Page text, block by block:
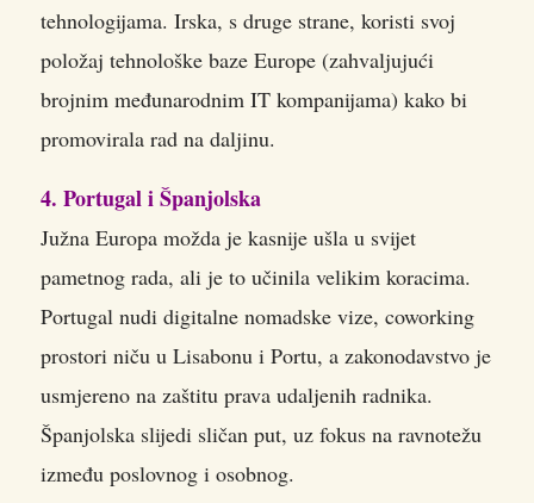
tehnologijama. Irska, s druge strane, koristi svoj
položaj tehnološke baze Europe (zahvaljujući
brojnim međunarodnim IT kompanijama) kako bi
promovirala rad na daljinu.
4. Portugal i Španjolska
Južna Europa možda je kasnije ušla u svijet
pametnog rada, ali je to učinila velikim koracima.
Portugal nudi digitalne nomadske vize, coworking
prostori niču u Lisabonu i Portu, a zakonodavstvo je
usmjereno na zaštitu prava udaljenih radnika.
Španjolska slijedi sličan put, uz fokus na ravnotežu
između poslovnog i osobnog.